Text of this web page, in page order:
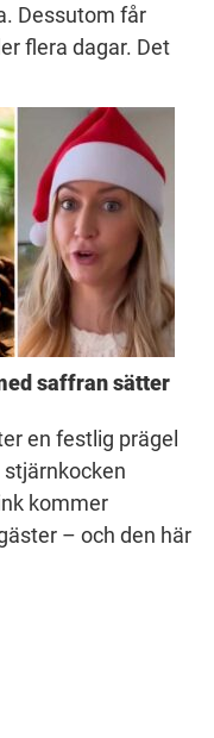
Dessutom får
flera dagar. Det
saffran sätter
en festlig prägel
kommer
– och den här